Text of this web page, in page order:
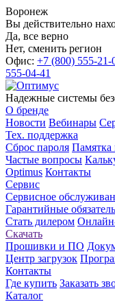
Воронеж
Вы действительно
Да, все верно
Нет, сменить регион
Офис: +7 (800) 555-21-
555-04-41
Надежные системы
О бренде
Новости Вебинары
Тех. поддержка
Сброс пароля Памятка
Частые вопросы
Optimus Контакты
Сервис
Сервисное
Гарантийные
Стать дилером
Скачать
Прошивки и ПО
Центр загрузок
Контакты
Где купить Заказать
Каталог